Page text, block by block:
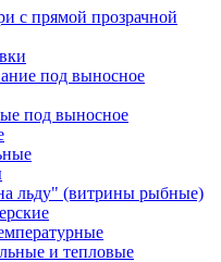
с прямой прозрачной
под выносное
под выносное
льду" (витрины рыбные)
и тепловые